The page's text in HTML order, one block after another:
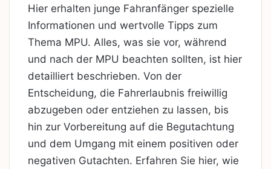
Hier erhalten junge Fahranfänger spezielle
Informationen und wertvolle Tipps zum
Thema MPU. Alles, was sie vor, während
und nach der MPU beachten sollten, ist hier
detailliert beschrieben. Von der
Entscheidung, die Fahrerlaubnis freiwillig
abzugeben oder entziehen zu lassen, bis
hin zur Vorbereitung auf die Begutachtung
und dem Umgang mit einem positiven oder
negativen Gutachten. Erfahren Sie hier, wie